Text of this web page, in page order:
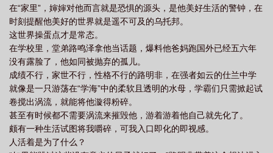
在“家里”，婶婶对他而言就是恐惧的源头，是他美好生活的警钟，在
时刻提醒他美好的世界就是遥不可及的乌托邦。
这世界操蛋点才是常态。
在学校里，堂弟路鸣泽拿他当话题，爆料他爸妈跑国外已经五六年
没有露脸了，他如同被抛弃的孤儿。
成绩不行，家世不行，性格不行的路明非，在强者如云的仕兰中学
就像是一只游荡在“学海”中的柔软且透明的水母，学霸们只需掀起试
卷搅出涡流，就能将他漩得粉碎。
甚至有时候都不需要涡流来摧毁他，游着游着他自己就先化了。
颇有一种生活试图将我嚼碎，可我入口即化的即视感。
人活着是为了什么？